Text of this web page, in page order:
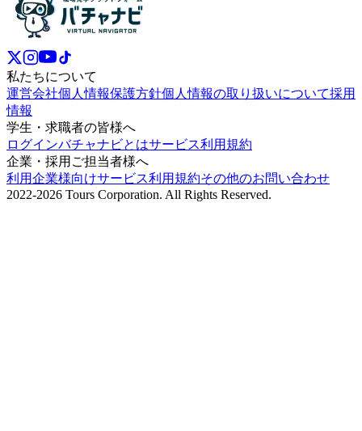
私たちについて
運営会社個人情報保護方針個人情報の取り扱いについて採用
情報
学生・求職者の皆様へ
ログインバチャナビとはサービス利用規約
企業・採用ご担当者様へ
利用企業様向けサービス利用規約その他のお問い合わせ
2022-2026 Tours Corporation. All Rights Reserved.